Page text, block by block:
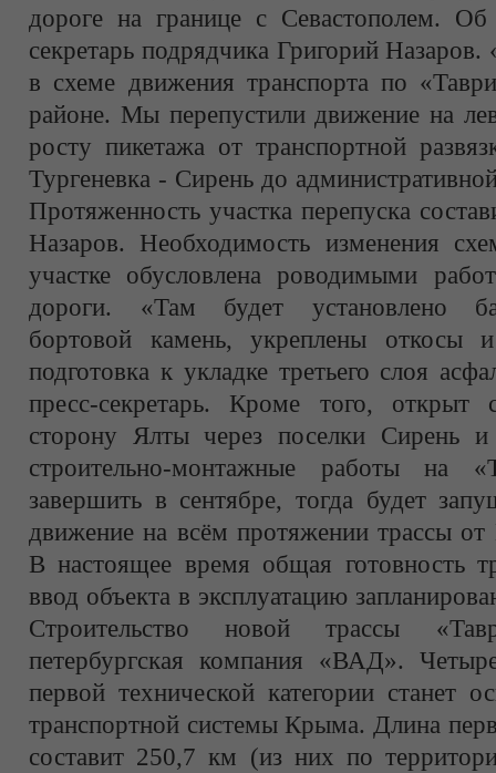
дороге на границе с Севастополем.
секретарь подрядчика Григорий
в схеме движения транспорта по
районе. Мы перепустили движение на
росту пикетажа от транспортной
Тургеневка - Сирень до
Протяженность участка перепуска
Назаров. Необходимость изменения
участке обусловлена роводимыми
дороги. «Там будет установлено
бортовой камень, укреплены откосы
подготовка к укладке третьего слоя
пресс-секретарь. Кроме того,
сторону Ялты через поселки Сирень
строительно-монтажные работы на
завершить в сентябре, тогда будет
движение на всём протяжении трассы
В настоящее время общая готовность
ввод объекта в эксплуатацию
Строительство новой трассы
петербургская компания «ВАД».
первой технической категории станет
транспортной системы Крыма. Длина
составит 250,7 км (из них по